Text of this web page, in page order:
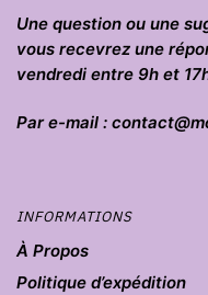
Une question ou une
vous recevrez une
vendredi entre 9h et
Par e-mail :
INFORMATIONS
À Propos
Politique d’expédition